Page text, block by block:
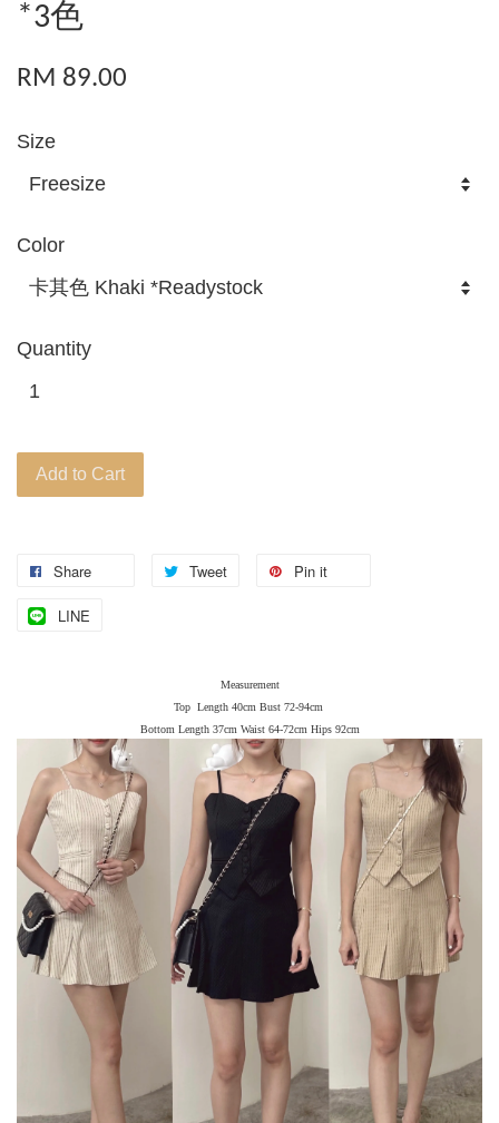
*3色
RM 89.00
Size
Color
Quantity
Add to Cart
Share Tweet Pin it
LINE
Measurement
Top Length 40cm Bust 72-94cm
Bottom Length 37cm Waist 64-72cm Hips 92cm